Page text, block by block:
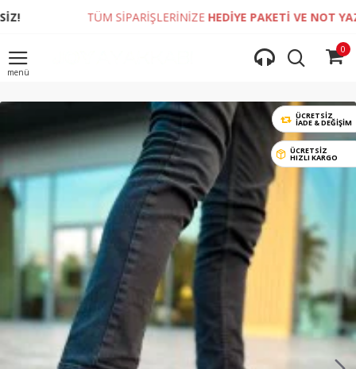
TÜM SİPARİŞLERİNİZEHEDİYE PAKETİ VE NOT YAZDIRMA
0
ÜCRETSİZ
İADE & DEĞIŞIM
ÜCRETSİZ
HIZLI KARGO